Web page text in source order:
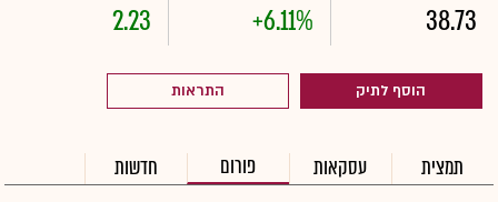
38.73
+6.11%
2.23
הוסף לתיק התראות
תמצית עסקאות פורום חדשות